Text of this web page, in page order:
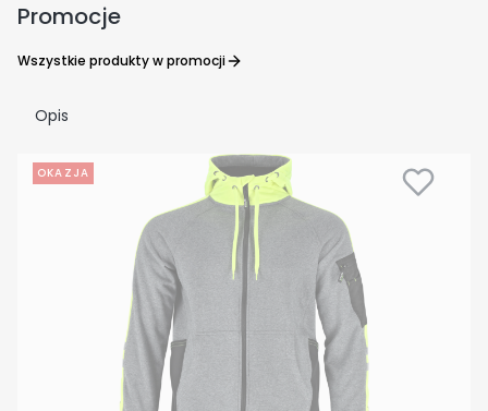
Promocje
Wszystkie produkty w promocji
Opis
OKAZJA